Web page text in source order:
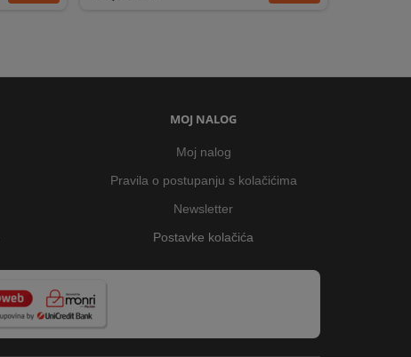
MOJ NALOG
Moj nalog
Pravila o postupanju s kolačićima
Newsletter
Postavke kolačića